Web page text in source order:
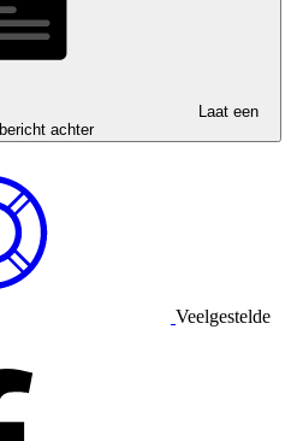
Laat een
bericht achter
Veelgestelde